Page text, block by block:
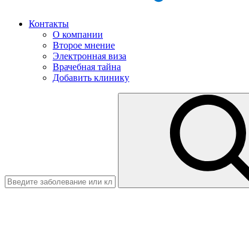
Контакты
О компании
Второе мнение
Электронная виза
Врачебная тайна
Добавить клинику